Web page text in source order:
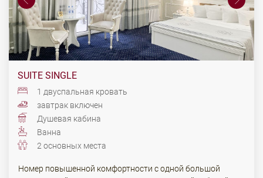
SUITE SINGLE
1 двуспальная кровать
завтрак включен
Душевая кабина
Ванна
2 основных места
Номер повышенной комфортности с одной большой